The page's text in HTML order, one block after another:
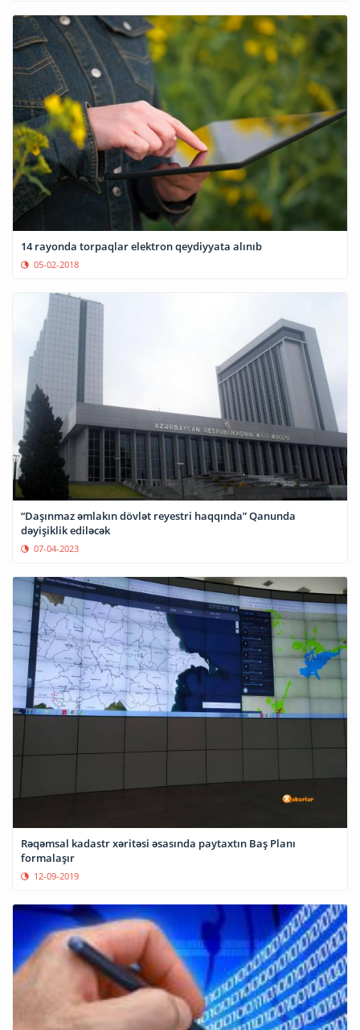
14 rayonda torpaqlar elektron qeydiyyata alınıb
05-02-2018
“Daşınmaz əmlakın dövlət reyestri haqqında” Qanunda
dəyişiklik ediləcək
07-04-2023
Rəqəmsal kadastr xəritəsi əsasında paytaxtın Baş Planı
formalaşır
12-09-2019